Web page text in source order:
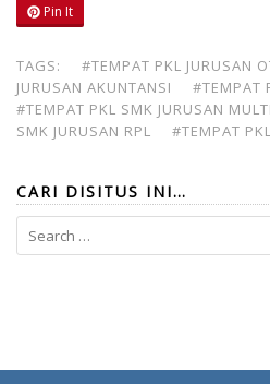
Pin It
TAGS: #TEMPAT PKL JURUSAN
JURUSAN AKUNTANSI
#TEMPAT
#TEMPAT PKL SMK JURUSAN
SMK JURUSAN RPL
#TEMPAT
CARI DISITUS INI…
Search
for: